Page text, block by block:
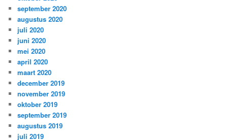
september 2020
augustus 2020
juli 2020
juni 2020
mei 2020
april 2020
maart 2020
december 2019
november 2019
oktober 2019
september 2019
augustus 2019
juli 2019